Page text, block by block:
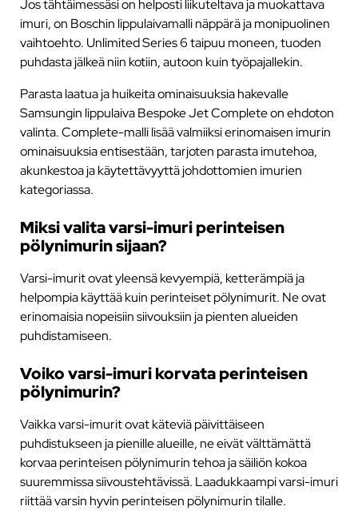
Jos tähtäimessäsi on helposti liikuteltava ja muokattava
imuri, on Boschin lippulaivamalli näppärä ja monipuolinen
vaihtoehto. Unlimited Series 6 taipuu moneen, tuoden
puhdasta jälkeä niin kotiin, autoon kuin työpajallekin.
Parasta laatua ja huikeita ominaisuuksia hakevalle
Samsungin lippulaiva Bespoke Jet Complete on ehdoton
valinta. Complete-malli lisää valmiiksi erinomaisen imurin
ominaisuuksia entisestään, tarjoten parasta imutehoa,
akunkestoa ja käytettävyyttä johdottomien imurien
kategoriassa.
Miksi valita varsi-imuri perinteisen
pölynimurin sijaan?
Varsi-imurit ovat yleensä kevyempiä, ketterämpiä ja
helpompia käyttää kuin perinteiset pölynimurit. Ne ovat
erinomaisia nopeisiin siivouksiin ja pienten alueiden
puhdistamiseen.
Voiko varsi-imuri korvata perinteisen
pölynimurin?
Vaikka varsi-imurit ovat käteviä päivittäiseen
puhdistukseen ja pienille alueille, ne eivät välttämättä
korvaa perinteisen pölynimurin tehoa ja säiliön kokoa
suuremmissa siivoustehtävissä. Laadukkaampi varsi-imuri
riittää varsin hyvin perinteisen pölynimurin tilalle.